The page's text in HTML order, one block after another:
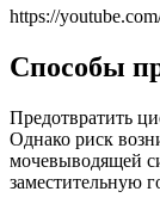
https://
Способы
Предотвратить
Однако риск
мочевыводящей
заместительную